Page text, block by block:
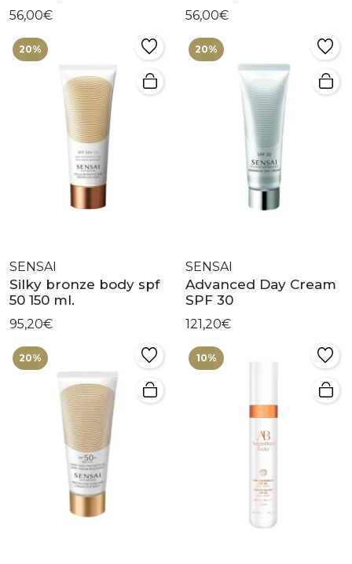
56,00€ 56,00€
20%
SENSAI
Silky bronze body spf
50 150 ml.
95,20€
20%
SENSAI
Advanced Day Cream
SPF 30
121,20€
20% 10%